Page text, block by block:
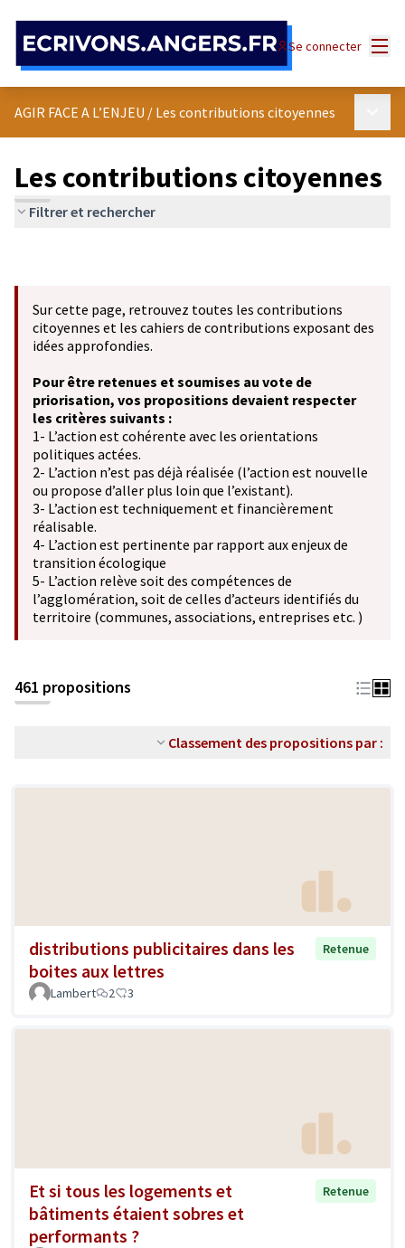
Se connecter
AGIR FACE A L’ENJEU / Les contributions citoyennes
Les contributions citoyennes
Filtrer et rechercher
Sur cette page, retrouvez toutes les contributions
citoyennes et les cahiers de contributions exposant des
idées approfondies.
Pour être retenues et soumises au vote de
priorisation, vos propositions devaient respecter
les critères suivants :
1- L’action est cohérente avec les orientations
politiques actées.
2- L’action n’est pas déjà réalisée (l’action est nouvelle
ou propose d’aller plus loin que l’existant).
3- L’action est techniquement et financièrement
réalisable.
4- L’action est pertinente par rapport aux enjeux de
transition écologique
5- L’action relève soit des compétences de
l’agglomération, soit de celles d’acteurs identifiés du
territoire (communes, associations, entreprises etc. )
461 propositions
Classement des propositions par :
distributions publicitaires dans les
boites aux lettres
Retenue
Lambert 2 3
Et si tous les logements et
bâtiments étaient sobres et
performants ?
Retenue